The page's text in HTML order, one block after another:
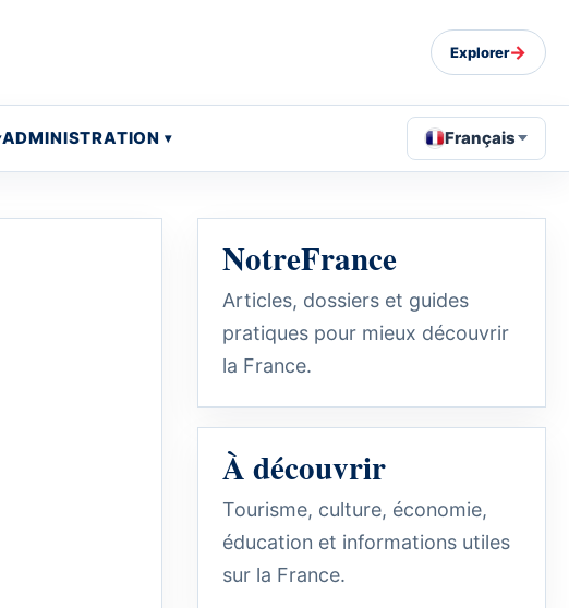
Explorer→
ADMINISTRATION Français
NotreFrance
Articles, dossiers et guides
pratiques pour mieux découvrir
la France.
À découvrir
Tourisme, culture, économie,
éducation et informations utiles
sur la France.